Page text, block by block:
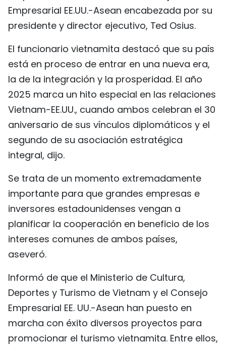
中文
РУССКИЙ
Empresarial EE.UU.-Asean encabezada por su
presidente y director ejecutivo, Ted Osius.
El funcionario vietnamita destacó que su país
está en proceso de entrar en una nueva era,
la de la integración y la prosperidad. El año
2025 marca un hito especial en las relaciones
Vietnam-EE.UU., cuando ambos celebran el 30
aniversario de sus vínculos diplomáticos y el
segundo de su asociación estratégica
integral, dijo.
Se trata de un momento extremadamente
importante para que grandes empresas e
inversores estadounidenses vengan a
planificar la cooperación en beneficio de los
intereses comunes de ambos países,
aseveró.
Informó de que el Ministerio de Cultura,
Deportes y Turismo de Vietnam y el Consejo
Empresarial EE. UU.-Asean han puesto en
marcha con éxito diversos proyectos para
promocionar el turismo vietnamita. Entre ellos,